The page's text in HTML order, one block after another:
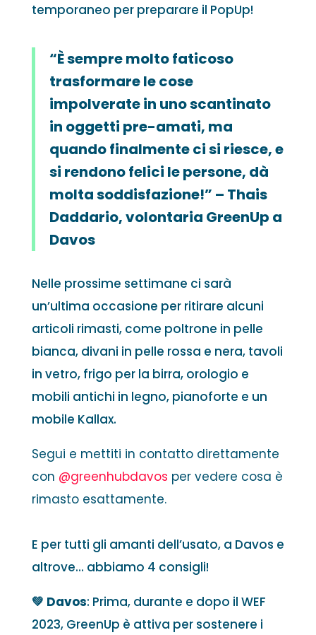
temporaneo per preparare il PopUp!
“È sempre molto faticoso
trasformare le cose
impolverate in uno scantinato
in oggetti pre-amati, ma
quando finalmente ci si riesce, e
si rendono felici le persone, dà
molta soddisfazione!” – Thais
Daddario, volontaria GreenUp a
Davos
Nelle prossime settimane ci sarà
un’ultima occasione per ritirare alcuni
articoli rimasti, come poltrone in pelle
bianca, divani in pelle rossa e nera, tavoli
in vetro, frigo per la birra, orologio e
mobili antichi in legno, pianoforte e un
mobile Kallax.
Segui e mettiti in contatto direttamente
con @greenhubdavos per vedere cosa è
rimasto esattamente.
E per tutti gli amanti dell’usato, a Davos e
altrove… abbiamo 4 consigli!
💚 Davos: Prima, durante e dopo il WEF
2023, GreenUp è attiva per sostenere i